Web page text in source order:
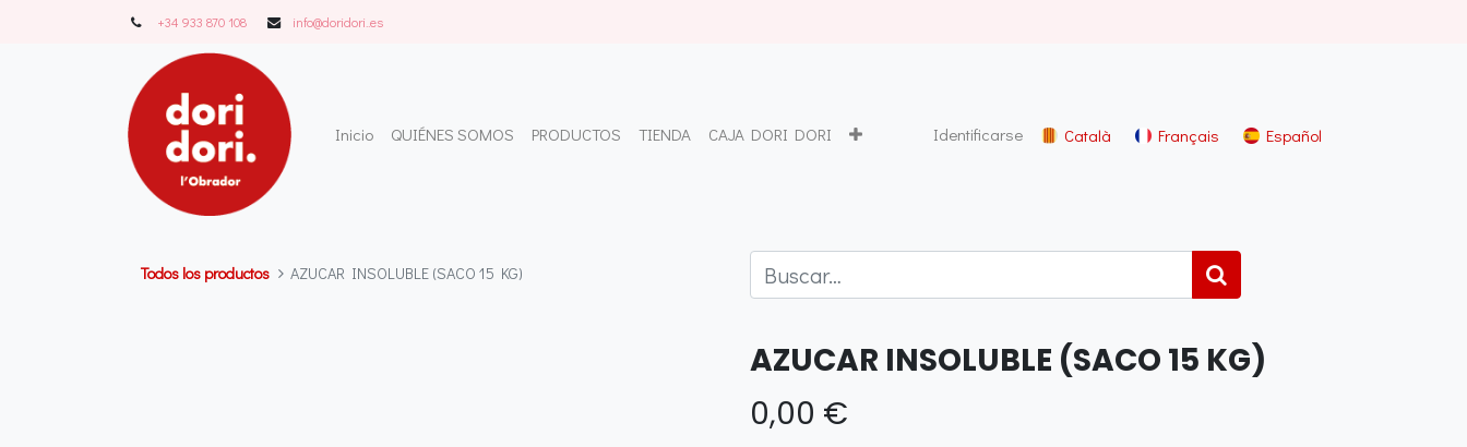
+34 933 870 108 info@doridori..es
Inicio QUIÉNES SOMOS PRODUCTOS TIENDA CAJA DORI DORI Identificarse Català Français Español
Todos los productos AZUCAR INSOLUBLE (SACO 15 KG)
AZUCAR INSOLUBLE (SACO 15 KG)
0,00 €